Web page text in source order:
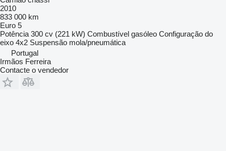
2010
833 000 km
Euro 5
Potência 300 cv (221 kW) Combustível gasóleo Configuração do
eixo 4x2 Suspensão mola/pneumática
Portugal
Irmãos Ferreira
Contacte o vendedor